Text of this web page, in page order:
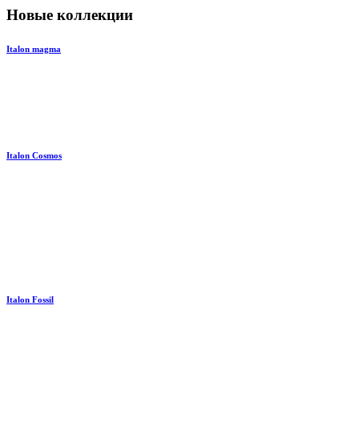
Новые коллекции
Italon magma
Italon Cosmos
Italon Fossil